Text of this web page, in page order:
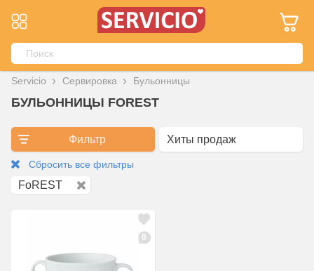
Servicio Сервировка Бульонницы
БУЛЬОННИЦЫ FOREST
Фильтр
Сбросить все фильтры
FoREST
0